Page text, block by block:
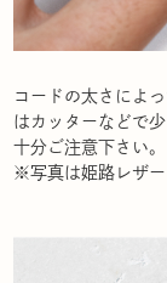
コードの太さによ
はカッターなどで
十分ご注意下さい。
※写真は姫路レザ